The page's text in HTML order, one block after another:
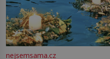
nejsemsama.cz